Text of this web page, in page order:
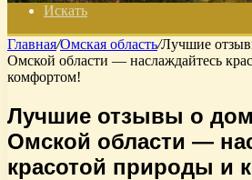
Искать
Главная/Омская область/Лучшие
Омской области — наслаждайтесь
комфортом!
Лучшие отзывы о
Омской области —
красотой природы и